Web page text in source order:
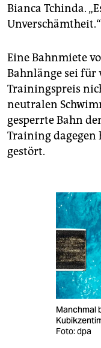
Bianca Tchinda.
Unverschämtheit.“
Eine Bahnmiete
Bahnlänge sei für
Trainingspreis
neutralen
gesperrte Bahn
Training dagegen
gestört.
Manchmal
Foto: dpa